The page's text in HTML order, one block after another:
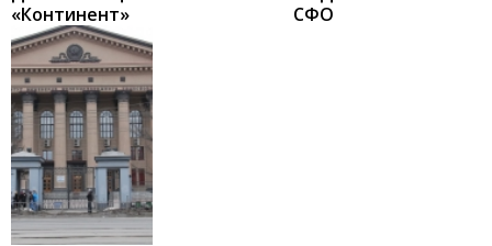
«Континент»
СФО